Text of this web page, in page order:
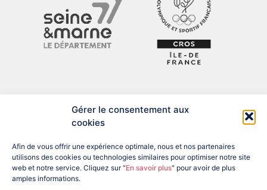
Gérer le consentement aux
cookies
Afin de vous offrir une expérience optimale, nous et nos partenaires
utilisons des cookies ou technologies similaires pour optimiser notre site
web et notre service. Cliquez sur "En savoir plus" pour avoir de plus
amples informations.
ADRESSE : 12 BIS RUE DU PRÉSIDENT DESPATYS, 77007 MELUN